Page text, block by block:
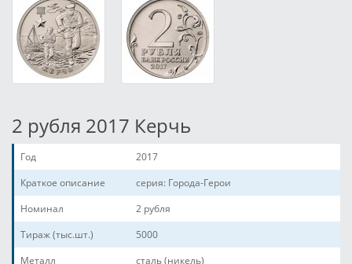
2 рубля 2017 Керчь
Год
2017
Краткое описание
серия: Города-Герои
Номинал
2 рубля
Тираж (тыс.шт.)
5000
Металл
сталь (никель)